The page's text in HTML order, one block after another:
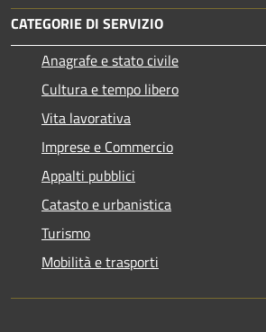
CATEGORIE DI SERVIZIO
Anagrafe e stato civile
Cultura e tempo libero
Vita lavorativa
Imprese e Commercio
Appalti pubblici
Catasto e urbanistica
Turismo
Mobilità e trasporti